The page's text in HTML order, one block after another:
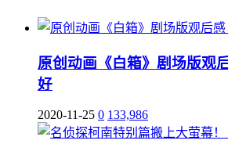
原创动画《白箱》剧场版观
好
2020-11-25 0 133,986